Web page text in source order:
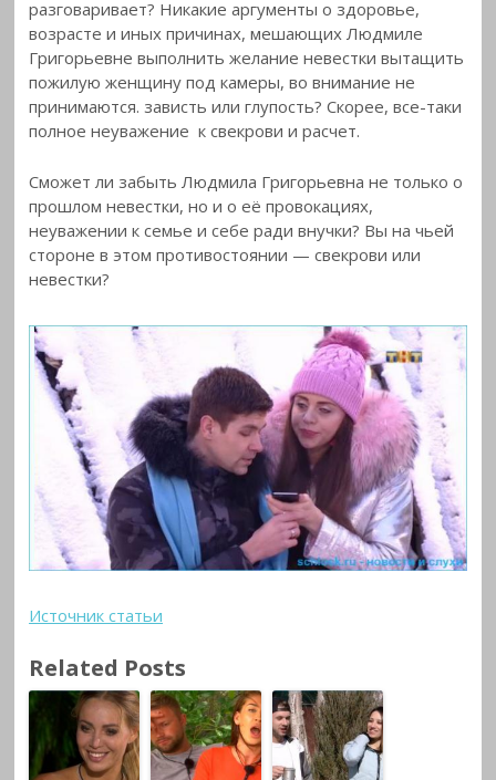
разговаривает? Никакие аргументы о здоровье,
возрасте и иных причинах, мешающих Людмиле
Григорьевне выполнить желание невестки вытащить
пожилую женщину под камеры, во внимание не
принимаются. зависть или глупость? Скорее, все-таки
полное неуважение к свекрови и расчет.
Сможет ли забыть Людмила Григорьевна не только о
прошлом невестки, но и о её провокациях,
неуважении к семье и себе ради внучки? Вы на чьей
стороне в этом противостоянии — свекрови или
невестки?
Источник статьи
Related Posts